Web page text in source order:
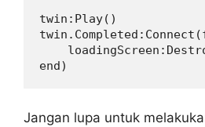
twin:Play()
Jangan lupa untuk